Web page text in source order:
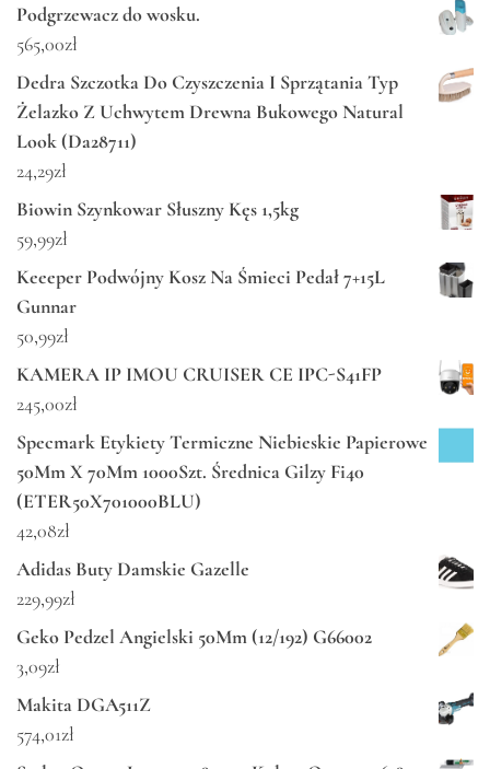
Podgrzewacz do wosku.
565,00zł
Dedra Szczotka Do Czyszczenia I Sprzątania Typ
Żelazko Z Uchwytem Drewna Bukowego Natural
Look (Da28711)
24,29zł
Biowin Szynkowar Słuszny Kęs 1,5kg
59,99zł
Keeeper Podwójny Kosz Na Śmieci Pedał 7+15L
Gunnar
50,99zł
KAMERA IP IMOU CRUISER CE IPC-S41FP
245,00zł
Specmark Etykiety Termiczne Niebieskie Papierowe
50Mm X 70Mm 1000Szt. Średnica Gilzy Fi40
(ETER50X701000BLU)
42,08zł
Adidas Buty Damskie Gazelle
229,99zł
Geko Pedzel Angielski 50Mm (12/192) G66002
3,09zł
Makita DGA511Z
574,01zł